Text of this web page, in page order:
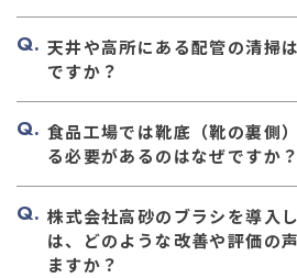
天井や高所にある配管の清掃
ですか？
食品工場では靴底（靴の裏側
る必要があるのはなぜですか？
株式会社高砂のブラシを導入
は、どのような改善や評価の
ますか？